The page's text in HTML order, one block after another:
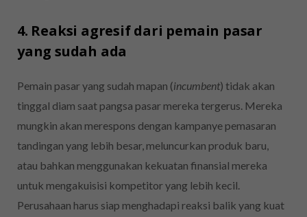
4. Reaksi agresif dari pemain pasar
yang sudah ada
Pemain pasar yang sudah mapan (incumbent) tidak akan
tinggal diam saat pangsa pasar mereka tergerus. Mereka
mungkin akan merespons dengan kampanye pemasaran
tandingan yang lebih besar, meluncurkan produk baru,
atau bahkan menggunakan kekuatan finansial mereka
untuk mengakuisisi kompetitor yang lebih kecil.
Perusahaan harus siap menghadapi reaksi balik yang kuat